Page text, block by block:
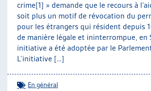
crime[1] » demande que le recours à
soit plus un motif de révocation du
pour les étrangers qui résident depuis
de manière légale et ininterrompue, en
initiative a été adoptée par le
L’initiative […]
En général